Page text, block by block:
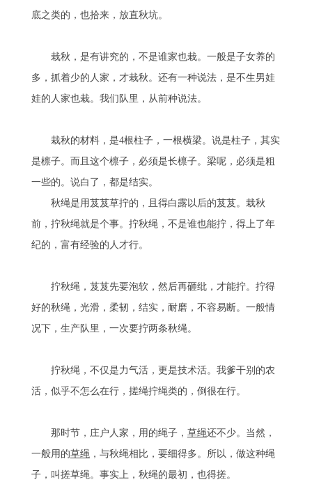
底之类的，也拾来，放直秋坑。
栽秋，是有讲究的，不是谁家也栽。一般是子女养的
多，抓着少的人家，才栽秋。还有一种说法，是不生男娃
娃的人家也栽。我们队里，从前种说法。
栽秋的材料，是4根柱子，一根横梁。说是柱子，其实
是檩子。而且这个檩子，必须是长檩子。梁呢，必须是粗
一些的。说白了，都是结实。
秋绳是用芨芨草拧的，且得白露以后的芨芨。栽秋
前，拧秋绳就是个事。拧秋绳，不是谁也能拧，得上了年
纪的，富有经验的人才行。
拧秋绳，芨芨先要泡软，然后再砸纰，才能拧。拧得
好的秋绳，光滑，柔韧，结实，耐磨，不容易断。一般情
况下，生产队里，一次要拧两条秋绳。
拧秋绳，不仅是力气活，更是技术活。我爹干别的农
活，似乎不怎么在行，搓绳拧绳类的，倒很在行。
那时节，庄户人家，用的绳子， 草绳还不少。当然，
一般用的草绳，与秋绳相比，要细得多。所以，做这种绳
子，叫搓草绳。事实上，秋绳的最初，也得搓。